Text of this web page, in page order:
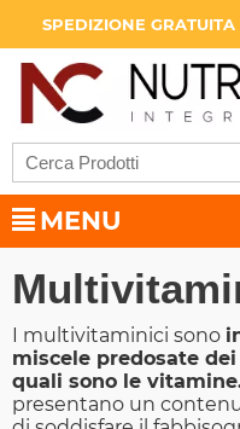
SPEDIZIONE GRATUITA
MENU
I multivitaminici sono
miscele predosate
quali sono le
presentano un